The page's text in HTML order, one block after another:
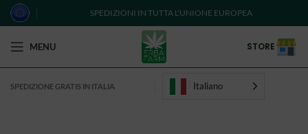
SPEDIZIONI IN TUTTA L'UNIONE EUROPEA
MENU STORE
SPEDIZIONE GRATIS IN ITALIA Italiano